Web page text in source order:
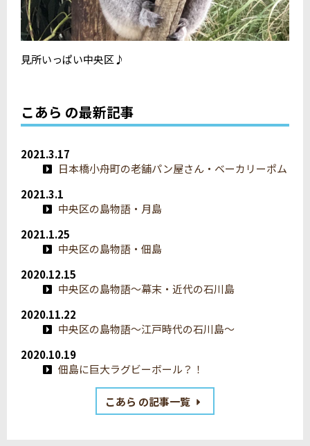
見所いっぱい中央区♪
こあら の最新記事
2021.3.17
日本橋小舟町の老舗パン屋さん・ベーカリーポム
2021.3.1
中央区の島物語・月島
2021.1.25
中央区の島物語・佃島
2020.12.15
中央区の島物語〜幕末・近代の石川島
2020.11.22
中央区の島物語〜江戸時代の石川島〜
2020.10.19
佃島に巨大ラグビーボール？！
こあら の記事一覧